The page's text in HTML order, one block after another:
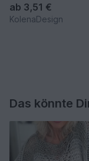
ab 3,51 €
KolenaDesign
Das könnte